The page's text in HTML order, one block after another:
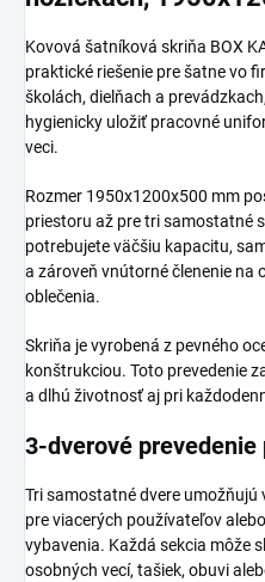
Kovová šatníková skriňa BOX
praktické riešenie pre šatne vo
školách, dielňach a
hygienicky uložiť pracovné
veci.
Rozmer 1950x1200x500 mm
priestoru až pre tri samostatné
potrebujete väčšiu kapacitu,
a zároveň vnútorné členenie na
oblečenia.
Skriňa je vyrobená z pevného
konštrukciou. Toto prevedenie
a dlhú životnosť aj pri
3-dverové
Tri samostatné dvere
pre viacerých používateľov
vybavenia. Každá sekcia môže
osobných vecí, tašiek, obuvi